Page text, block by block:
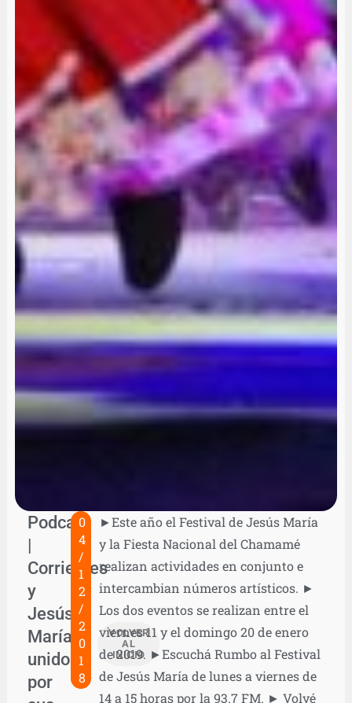
Podcast
|
Corrientes
y
Jesús
María,
unidos
por
0
4
/
1
2
/
2
0
1
8
VOLVER
AL
INICIO
►Este año el Festival de Jesús María
y la Fiesta Nacional del Chamamé
realizan actividades en conjunto e
intercambian números artísticos. ►
Los dos eventos se realizan entre el
viernes 11 y el domingo 20 de enero
de 2019. ►Escuchá Rumbo al Festival
de Jesús María de lunes a viernes de
14 a 15 horas por la 93.7 FM. ► Volvé